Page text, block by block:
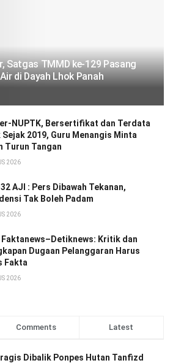
Satgas TMMD ke-129 Pasang
di Dayah Lhok Panah
NUPTK, Bersertifikat dan Terdata
Sejak 2019, Guru Menangis Minta
Turun Tangan
2026
AJI : Pers Dibawah Tekanan,
Tak Boleh Padam
2026
Faktanews–Detiknews: Kritik dan
Dugaan Pelanggaran Harus
Fakta
2026
Comments Latest
Dibalik Ponpes Hutan Tanfizd